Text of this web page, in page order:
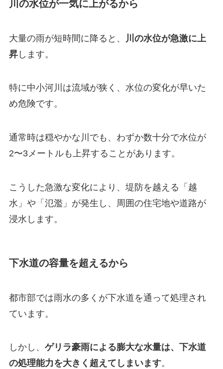
川の水位が一気に上がるから
大量の雨が短時間に降ると、
川の水位が急激に上
昇します。
特に中小河川は流域が狭く、水位の変化が早いた
め危険です。
通常時は穏やかな川でも、わずか数十分で水位が
2〜3メートルも上昇することがあります。
こうした急激な変化により、堤防を越える「越
水」や「氾濫」が発生し、周囲の住宅地や道路が
浸水します。
下水道の容量を超えるから
都市部では雨水の多くが下水道を通って処理され
ています。
しかし、 ゲリラ豪雨による膨大な水量は、下水道
の処理能力を大きく超えてしまいます。